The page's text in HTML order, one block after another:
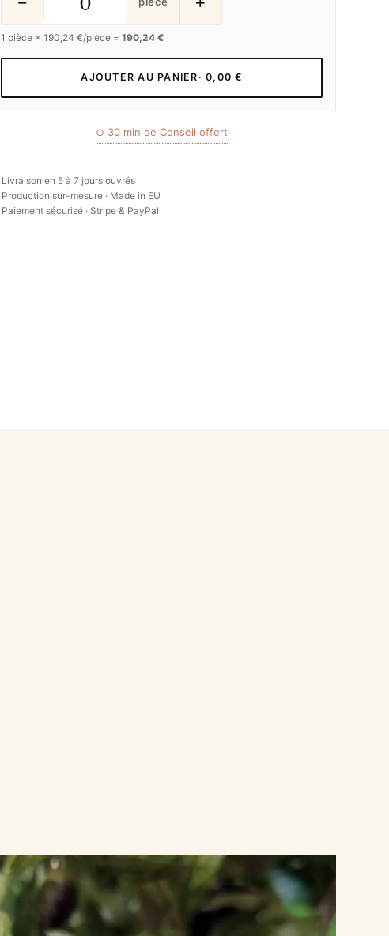
1 pièce ×190,24 €/pièce =190,24 €
AJOUTER AU PANIER · 0,00 €
⊙ 30 min de Conseil offert
Livraison en 5 à 7 jours ouvrés
Production sur-mesure · Made in EU
Paiement sécurisé · Stripe & PayPal